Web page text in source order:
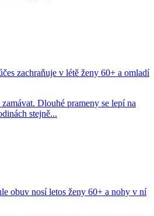
zachraňuje v létě ženy 60+ a omladí
Dlouhé prameny se lepí na
stejně...
obuv nosí letos ženy 60+ a nohy v ní